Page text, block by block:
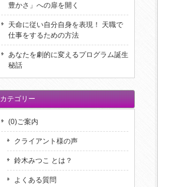
豊かさ」への扉を開く
天命に従い自分自身を表現！ 天職で
仕事をするための方法
あなたを劇的に変えるプログラム誕生
秘話
カテゴリー
(0)ご案内
クライアント様の声
鈴木みつこ とは？
よくある質問